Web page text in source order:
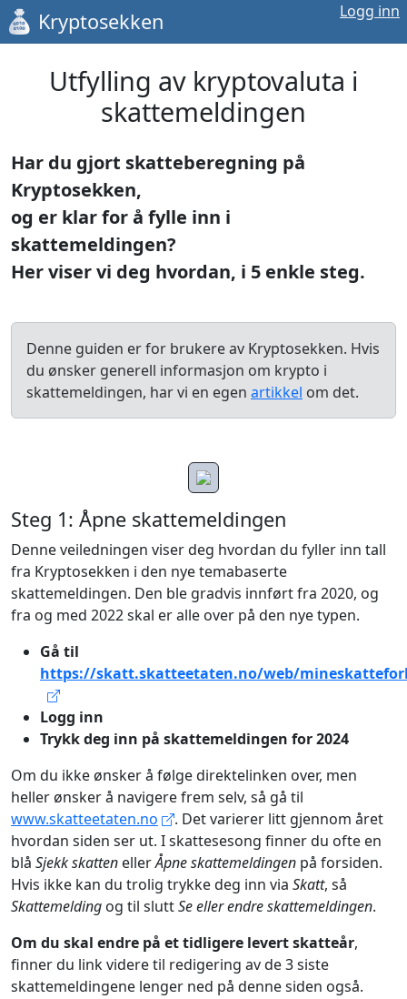
Kryptosekken Logg inn
Utfylling av kryptovaluta i
skattemeldingen
Har du gjort skatteberegning på
Kryptosekken,
og er klar for å fylle inn i
skattemeldingen?
Her viser vi deg hvordan, i 5 enkle steg.
Denne guiden er for brukere av Kryptosekken. Hvis
du ønsker generell informasjon om krypto i
skattemeldingen, har vi en egen artikkel om det.
Steg 1: Åpne skattemeldingen
Denne veiledningen viser deg hvordan du fyller inn tall
fra Kryptosekken i den nye temabaserte
skattemeldingen. Den ble gradvis innført fra 2020, og
fra og med 2022 skal er alle over på den nye typen.
Gå til
https://skatt.skatteetaten.no/web/
Logg inn
Trykk deg inn på skattemeldingen for 2024
Om du ikke ønsker å følge direktelinken over, men
heller ønsker å navigere frem selv, så gå til
www.skatteetaten.no
. Det varierer litt gjennom året
hvordan siden ser ut. I skattesesong finner du ofte en
blå Sjekk skatten ellerÅpne skattemeldingen på forsiden.
Hvis ikke kan du trolig trykke deg inn via Skatt, så
Skattemelding og til sluttSe eller endre skattemeldingen.
Om du skal endre på et tidligere levert skatteår,
finner du link videre til redigering av de 3 siste
skattemeldingene lenger ned på denne siden også.